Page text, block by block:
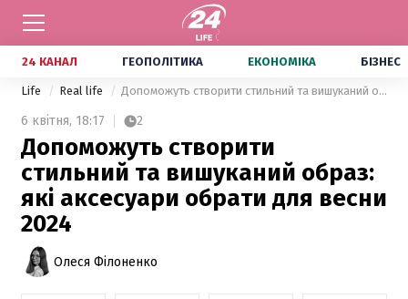
24 КАНАЛ ГЕОПОЛІТИКА ЕКОНОМІКА БІЗНЕС
Life Real life Допоможуть створити стильний та вишуканий образ: які аксесуари обрати для весни 2024
6 квітня, 18:17 2
Допоможуть створити
стильний та вишуканий образ:
які аксесуари обрати для весни
2024
Олеся Філоненко